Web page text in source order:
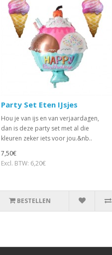
Party Set Eten IJsjes
Hou je van ijs en van verjaardagen,
dan is deze party set met al die
kleuren zeker iets voor jou.&nb..
7,50€
Excl. BTW: 6,20€
BESTELLEN